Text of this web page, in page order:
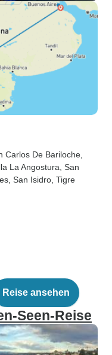
Carlos De Bariloche
La Angostura , San
, San Isidro , Tigre
Reise ansehen
Seen-Reise